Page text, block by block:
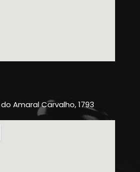
Amaral Carvalho, 1793